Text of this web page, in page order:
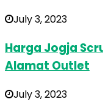
July 3, 2023
Harga Jogja
Alamat Outlet
July 3, 2023